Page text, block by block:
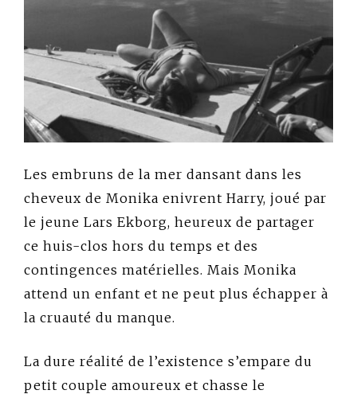
Les embruns de la mer dansant dans les
cheveux de Monika enivrent Harry, joué par
le jeune Lars Ekborg, heureux de partager
ce huis-clos hors du temps et des
contingences matérielles. Mais Monika
attend un enfant et ne peut plus échapper à
la cruauté du manque.
La dure réalité de l’existence s’empare du
petit couple amoureux et chasse le